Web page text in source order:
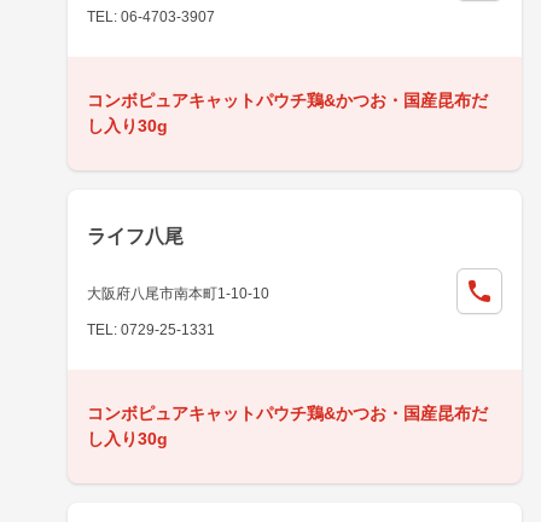
TEL: 06-4703-3907
コンボピュアキャットパウチ鶏&かつお・国産昆布だ
し入り30g
ライフ八尾
大阪府八尾市南本町1-10-10
TEL: 0729-25-1331
コンボピュアキャットパウチ鶏&かつお・国産昆布だ
し入り30g